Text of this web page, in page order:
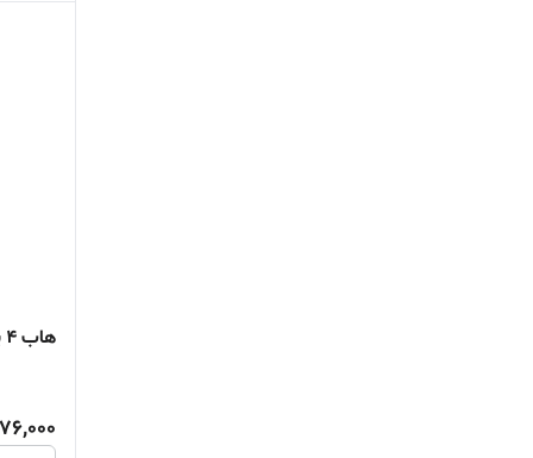
هاب 4 پورت USB 2.0 ایلون مدل H202